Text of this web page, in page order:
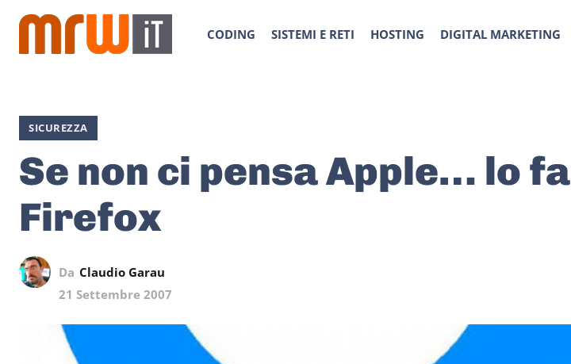
CODING SISTEMI E RETI HOSTING DIGITAL MARKETING
SICUREZZA
Se non ci pensa Apple… lo fa
Firefox
Da Claudio Garau
21 Settembre 2007